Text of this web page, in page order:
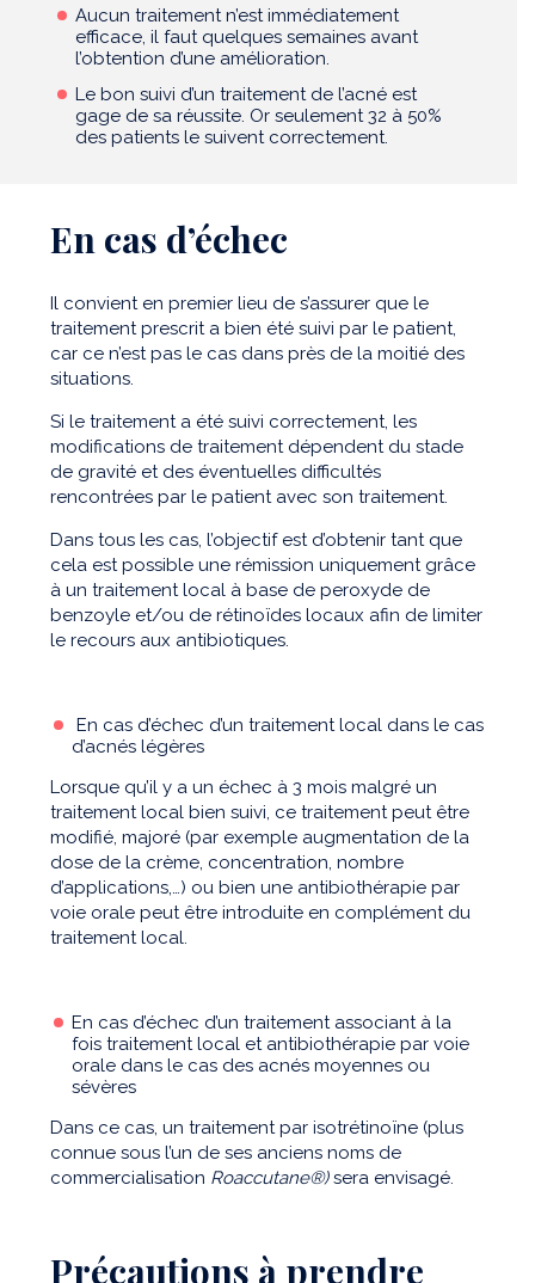
Aucun traitement n’est immédiatement
efficace, il faut quelques semaines avant
l’obtention d’une amélioration.
Le bon suivi d’un traitement de l’acné est
gage de sa réussite. Or seulement 32 à 50%
des patients le suivent correctement.
En cas d’échec
Il convient en premier lieu de s’assurer que le
traitement prescrit a bien été suivi par le patient,
car ce n’est pas le cas dans près de la moitié des
situations.
Si le traitement a été suivi correctement, les
modifications de traitement dépendent du stade
de gravité et des éventuelles difficultés
rencontrées par le patient avec son traitement.
Dans tous les cas, l’objectif est d’obtenir tant que
cela est possible une rémission uniquement grâce
à un traitement local à base de peroxyde de
benzoyle et/ou de rétinoïdes locaux afin de limiter
le recours aux antibiotiques.
En cas d’échec d’un traitement local dans le cas
d’acnés légères
Lorsque qu’il y a un échec à 3 mois malgré un
traitement local bien suivi, ce traitement peut être
modifié, majoré (par exemple augmentation de la
dose de la crème, concentration, nombre
d’applications,…) ou bien une antibiothérapie par
voie orale peut être introduite en complément du
traitement local.
En cas d’échec d’un traitement associant à la
fois traitement local et antibiothérapie par voie
orale dans le cas des acnés moyennes ou
sévères
Dans ce cas, un traitement par isotrétinoïne (plus
connue sous l’un de ses anciens noms de
commercialisation Roaccutane®)sera envisagé.
Précautions à prendre